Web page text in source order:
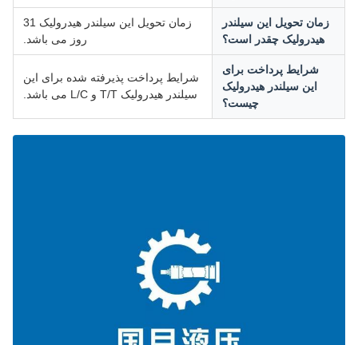
زمان تحویل این سیلندر
هیدرولیک چقدر است؟
زمان تحویل این سیلندر هیدرولیک 31
روز می باشد.
شرایط پرداخت برای
این سیلندر هیدرولیک
چیست؟
شرایط پرداخت پذیرفته شده برای این
سیلندر هیدرولیک T/T و L/C می باشد.